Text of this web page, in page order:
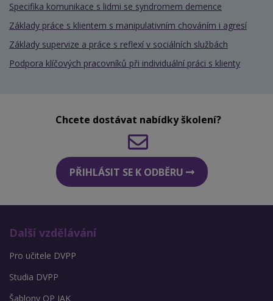
Specifika komunikace s lidmi se syndromem demence
Základy práce s klientem s manipulativním chováním i agresí
Základy supervize a práce s reflexí v sociálních službách
Podpora klíčových pracovníků při individuální práci s klienty
Chcete dostávat nabídky školení?
PŘIHLÁSIT SE K ODBĚRU
Další vzdělávání
Pro učitele DVPP
Studia DVPP
Šablony OP JAK